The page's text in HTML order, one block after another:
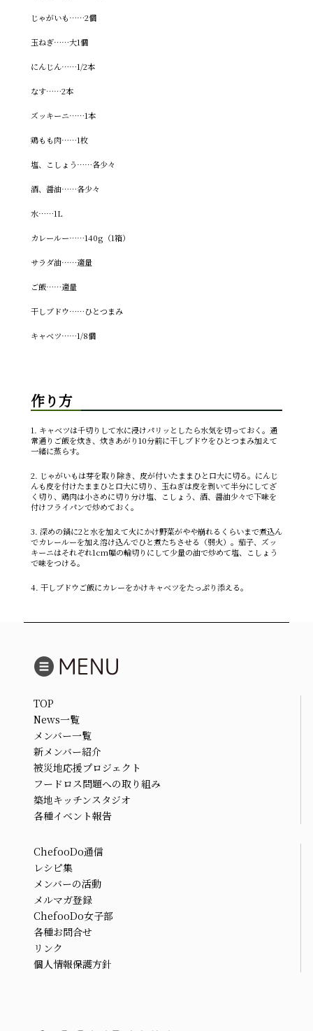
じゃがいも……2個
玉ねぎ……大1個
にんじん……1/2本
なす……2本
ズッキーニ……1本
鶏もも肉……1枚
塩、こしょう……各少々
酒、醤油……各少々
水……1L
カレールー……140g（1箱）
サラダ油……適量
ご飯……適量
干しブドウ……ひとつまみ
キャベツ……1/8個
作り方
1. キャベツは千切りして水に浸けパリッとしたら水気を切っておく。通
常通りご飯を炊き、炊きあがり10分前に干しブドウをひとつまみ加えて
一緒に蒸らす。
2. じゃがいもは芽を取り除き、皮が付いたままひと口大に切る。にんじ
んも皮を付けたままひと口大に切り、玉ねぎは皮を剥いて半分にしてざ
く切り、鶏肉は小さめに切り分け塩、こしょう、酒、醤油少々で下味を
付けフライパンで炒めておく。
3. 深めの鍋に2と水を加えて火にかけ野菜がやや崩れるくらいまで煮込ん
でカレールーを加え溶け込んでひと煮たちさせる（弱火）。茄子、ズッ
キーニはそれぞれ1cm幅の輪切りにして少量の油で炒めて塩、こしょう
で味をつける。
4. 干しブドウご飯にカレーをかけキャベツをたっぷり添える。
TOP
News一覧
メンバー一覧
新メンバー紹介
被災地応援プロジェクト
フードロス問題への取り組み
築地キッチンスタジオ
各種イベント報告
ChefooDo通信
レシピ集
メンバーの活動
メルマガ登録
ChefooDo女子部
各種お問合せ
リンク
個人情報保護方針